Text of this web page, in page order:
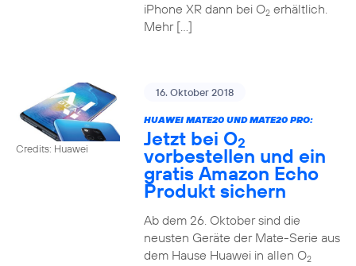
iPhone XR dann bei O2erhältlich.
Mehr […]
Credits: Huawei
16. Oktober 2018
HUAWEI MATE20 UND MATE20 PRO:
Jetzt bei O2
vorbestellen und ein
gratis Amazon Echo
Produkt sichern
Ab dem 26. Oktober sind die
neusten Geräte der Mate-Serie aus
dem Hause Huawei in allen O2